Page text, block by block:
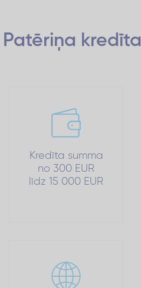
Patēriņa kredīta
Kredīta summa
no 300 EUR
līdz 15 000 EUR